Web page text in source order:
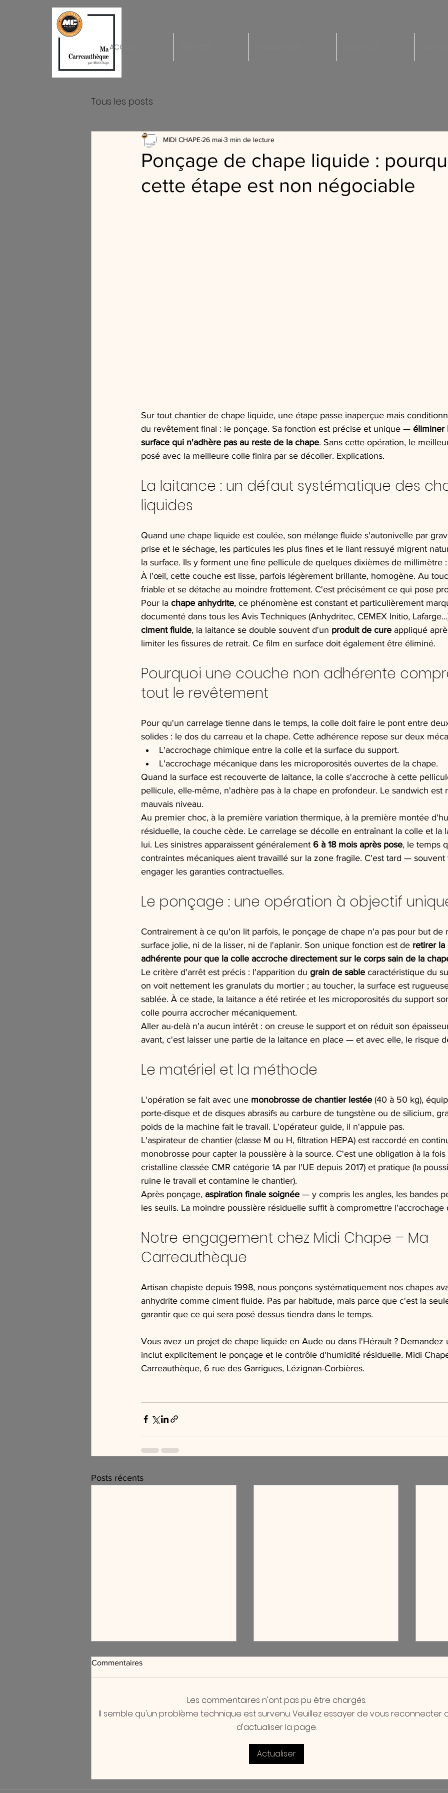
ACCUEIL
Tous les posts
Ponçage de chape liquide :
cette étape est non négociable
MIDI CHAPE 26 mai3 min de lecture
Sur tout chantier de chape liquide, une étape passe inaperçue mais
du revêtement final : le ponçage. Sa fonction est précise et unique — éliminer
surface qui n'adhère pas au reste de la chape. Sans cette opération, le
posé avec la meilleure colle finira par se décoller. Explications.
La laitance : un défaut systématique des
liquides
Quand une chape liquide est coulée, son mélange fluide s'autonivelle par
prise et le séchage, les particules les plus fines et le liant ressuyé migrent
la surface. Ils y forment une fine pellicule de quelques dixièmes de millimètre
À l'œil, cette couche est lisse, parfois légèrement brillante, homogène. Au
friable et se détache au moindre frottement. C'est précisément ce qui pose
Pour la chape anhydrite, ce phénomène est constant et particulièrement
documenté dans tous les Avis Techniques (Anhydritec, CEMEX Initio,
ciment fluide, la laitance se double souvent d'un produit de cure appliqué
limiter les fissures de retrait. Ce film en surface doit également être éliminé.
Pourquoi une couche non adhérente
tout le revêtement
Pour qu'un carrelage tienne dans le temps, la colle doit faire le pont entre
solides : le dos du carreau et la chape. Cette adhérence repose sur deux
L'accrochage chimique entre la colle et la surface du support.
L'accrochage mécanique dans les microporosités ouvertes de la chape.
Quand la surface est recouverte de laitance, la colle s'accroche à cette
pellicule, elle-même, n'adhère pas à la chape en profondeur. Le sandwich est
mauvais niveau.
Au premier choc, à la première variation thermique, à la première montée
résiduelle, la couche cède. Le carrelage se décolle en entraînant la colle et la
lui. Les sinistres apparaissent généralement 6 à 18 mois après pose, le temps
contraintes mécaniques aient travaillé sur la zone fragile. C'est tard —
engager les garanties contractuelles.
Le ponçage : une opération à objectif
Contrairement à ce qu'on lit parfois, le ponçage de chape n'a pas pour but de
surface jolie, ni de la lisser, ni de l'aplanir. Son unique fonction est de retirer la
adhérente pour que la colle accroche directement sur le corps sain de la
Le critère d'arrêt est précis : l'apparition du grain de sable caractéristique du
on voit nettement les granulats du mortier ; au toucher, la surface est
sablée. À ce stade, la laitance a été retirée et les microporosités du support
colle pourra accrocher mécaniquement.
Aller au-delà n'a aucun intérêt : on creuse le support et on réduit son
avant, c'est laisser une partie de la laitance en place — et avec elle, le risque
Le matériel et la méthode
L'opération se fait avec une monobrosse de chantier lestée (40 à 50 kg),
porte-disque et de disques abrasifs au carbure de tungstène ou de silicium,
poids de la machine fait le travail. L'opérateur guide, il n'appuie pas.
L'aspirateur de chantier (classe M ou H, filtration HEPA) est raccordé en
monobrosse pour capter la poussière à la source. C'est une obligation à la fois
cristalline classée CMR catégorie 1A par l'UE depuis 2017) et pratique (la
ruine le travail et contamine le chantier).
Après ponçage, aspiration finale soignée — y compris les angles, les bandes
les seuils. La moindre poussière résiduelle suffit à compromettre l'accrochage
Notre engagement chez Midi Chape – Ma
Carreauthèque
Artisan chapiste depuis 1998, nous ponçons systématiquement nos chapes
anhydrite comme ciment fluide. Pas par habitude, mais parce que c'est la
garantir que ce qui sera posé dessus tiendra dans le temps.
Vous avez un projet de chape liquide en Aude ou dans l'Hérault ? Demandez
inclut explicitement le ponçage et le contrôle d'humidité résiduelle. Midi
Carreauthèque, 6 rue des Garrigues, Lézignan-Corbières.
Posts récents
pour votre carrelage ?
Commentaires
Les commentaires n'ont pas pu être chargés.
Il semble qu'un problème technique est survenu. Veuillez essayer de vous reconnecter
d'actualiser la page.
Actualiser